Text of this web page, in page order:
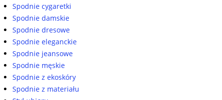
Spodnie cygaretki
Spodnie damskie
Spodnie dresowe
Spodnie eleganckie
Spodnie jeansowe
Spodnie męskie
Spodnie z ekoskóry
Spodnie z materiału